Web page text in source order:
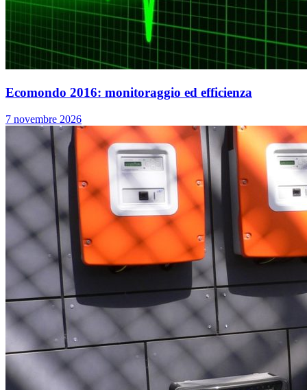
Ecomondo 2016: monitoraggio ed efficienza
7 novembre 2026